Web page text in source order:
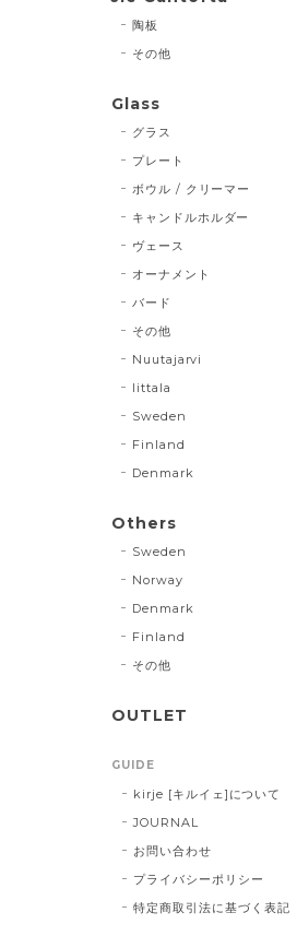
陶板
その他
Glass
グラス
プレート
ボウル / クリーマー
キャンドルホルダー
ヴェース
オーナメント
バード
その他
Nuutajarvi
Iittala
Sweden
Finland
Denmark
Others
Sweden
Norway
Denmark
Finland
その他
OUTLET
GUIDE
kirje [キルイェ]について
JOURNAL
お問い合わせ
プライバシーポリシー
特定商取引法に基づく表記